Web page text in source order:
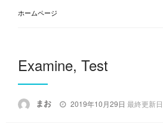
ホームページ
Examine, Test
まお
投
2019年10月29日 最終更新